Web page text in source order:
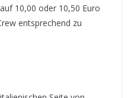
10,00 oder 10,50 Euro
entsprechend zu